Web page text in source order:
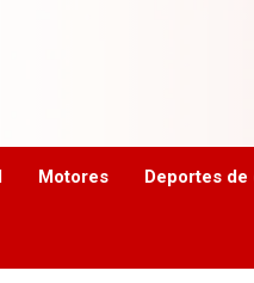
Motores Deportes de